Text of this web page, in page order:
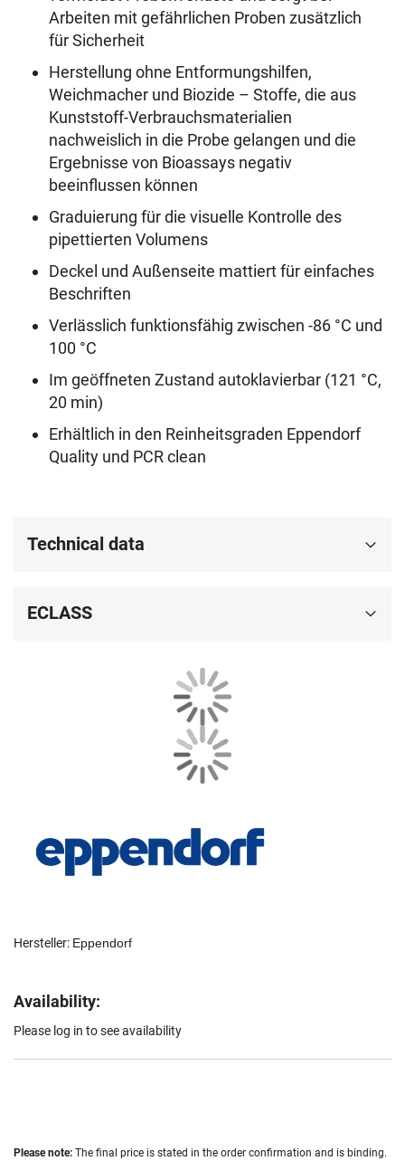
Hersteller: Eppendorf
Availability:
Please log in to see availability
Arbeiten mit gefährlichen Proben zusätzlich
für Sicherheit
Herstellung ohne Entformungshilfen,
Weichmacher und Biozide – Stoffe, die aus
Kunststoff-Verbrauchsmaterialien
nachweislich in die Probe gelangen und die
Ergebnisse von Bioassays negativ
beeinflussen können
Graduierung für die visuelle Kontrolle des
pipettierten Volumens
Deckel und Außenseite mattiert für einfaches
Beschriften
Verlässlich funktionsfähig zwischen -86 °C und
100 °C
Im geöffneten Zustand autoklavierbar (121 °C,
20 min)
Erhältlich in den Reinheitsgraden Eppendorf
Quality und PCR clean
Technical data
ECLASS
Please note: The final price is stated in the order confirmation and is binding.